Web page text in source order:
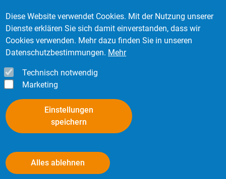
Diese Website verwendet Cookies. Mit der Nutzung unserer
Dienste erklären Sie sich damit einverstanden, dass wir
Cookies verwenden. Mehr dazu finden Sie in unseren
Datenschutzbestimmungen. Mehr
Technisch notwendig
Marketing
Einstellungen
speichern
Alles ablehnen
Kontakt Login
Informationspflicht des